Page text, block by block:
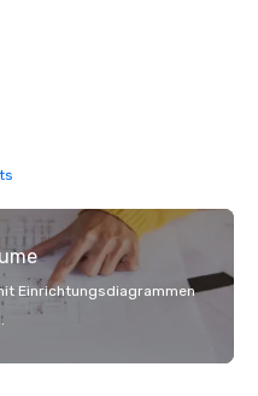
Einrichtungsdiagrammen